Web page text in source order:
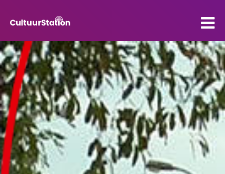
VO
Kenniscentrum
Contact
Mijn CultuurStation